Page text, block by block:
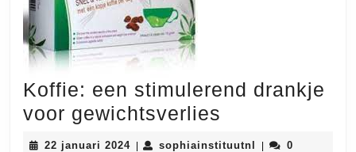
Koffie: een stimulerend drankje
voor gewichtsverlies
een
22 januari 202422
sophiainstituutnl sophiainstituutnl
0